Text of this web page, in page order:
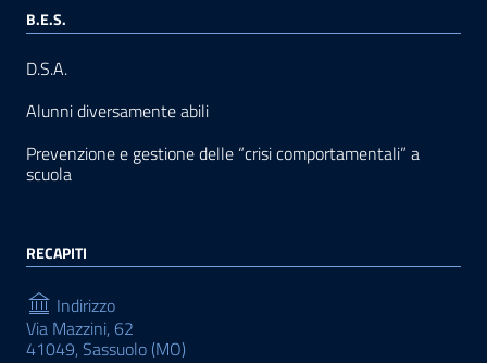
B.E.S.
D.S.A.
Alunni diversamente abili
Prevenzione e gestione delle “crisi comportamentali” a
scuola
RECAPITI
Indirizzo
Via Mazzini, 62
41049, Sassuolo (MO)